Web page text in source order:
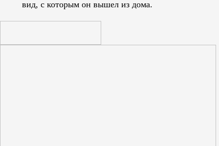
вид, с которым он вышел из дома.